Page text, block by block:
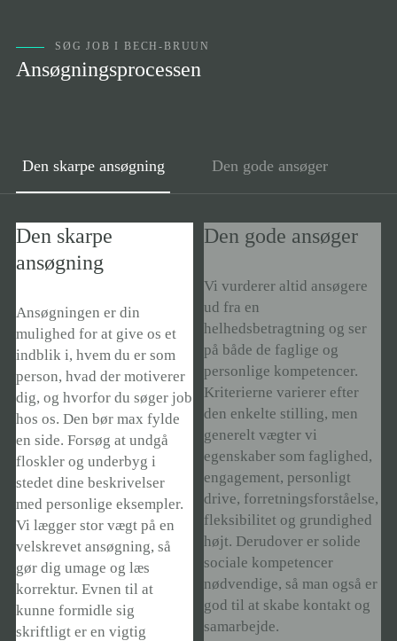
Power BI & Data Insights-konsulent til vores
København
SØG JOB I BECH-BRUUN
Ansøgningsprocessen
Den skarpe ansøgning Den gode ansøger
Den skarpe
ansøgning
Ansøgningen er din
mulighed for at give os et
indblik i, hvem du er som
person, hvad der motiverer
dig, og hvorfor du søger job
hos os. Den bør max fylde
en side. Forsøg at undgå
floskler og underbyg i
stedet dine beskrivelser
med personlige eksempler.
Vi lægger stor vægt på en
velskrevet ansøgning, så
gør dig umage og læs
korrektur. Evnen til at
kunne formidle sig
skriftligt er en vigtig
Den gode ansøger
Vi vurderer altid ansøgere
ud fra en
helhedsbetragtning og ser
på både de faglige og
personlige kompetencer.
Kriterierne varierer efter
den enkelte stilling, men
generelt vægter vi
egenskaber som faglighed,
engagement, personligt
drive, forretningsforståelse,
fleksibilitet og grundighed
højt. Derudover er solide
sociale kompetencer
nødvendige, så man også er
god til at skabe kontakt og
samarbejde.